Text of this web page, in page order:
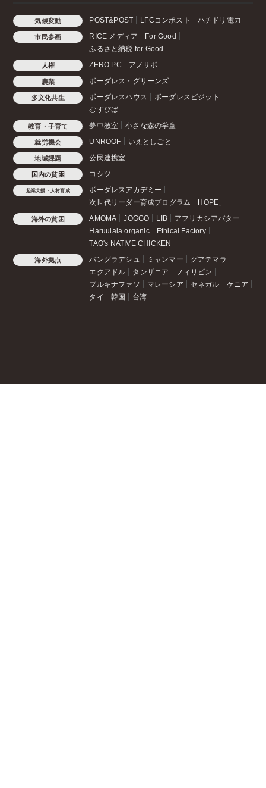
気候変動 POST&POST LFCコンポスト ハチドリ電力
市民参画 RICE メディア
For Good
ふるさと納税 for Good
人権 ZERO PC アノサポ
農業 ボーダレス・グリーンズ
多文化共生 ボーダレスハウス
ボーダレスビジット
むすびば
教育・子育て 夢中教室 小さな森の学童
就労機会 UNROOF いえとしごと
地域課題 公民連携室
国内の貧困 コシツ
起業支援・人材育成
ボーダレスアカデミー
次世代リーダー育成プログラム「HOPE」
海外の貧困 AMOMA JOGGO LIB
アフリカシアバター
Haruulala organic
Ethical Factory
TAO's NATIVE CHICKEN
海外拠点 バングラデシュ ミャンマー
グアテマラ
エクアドル
タンザニア
フィリピン
ブルキナファソ
マレーシア セネガル
ケニア
タイ
韓国 台湾